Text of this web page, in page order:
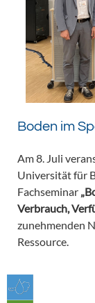
Boden im
Am 8. Juli
Universität für
Fachseminar
Verbrauch,
zunehmenden
Ressource.